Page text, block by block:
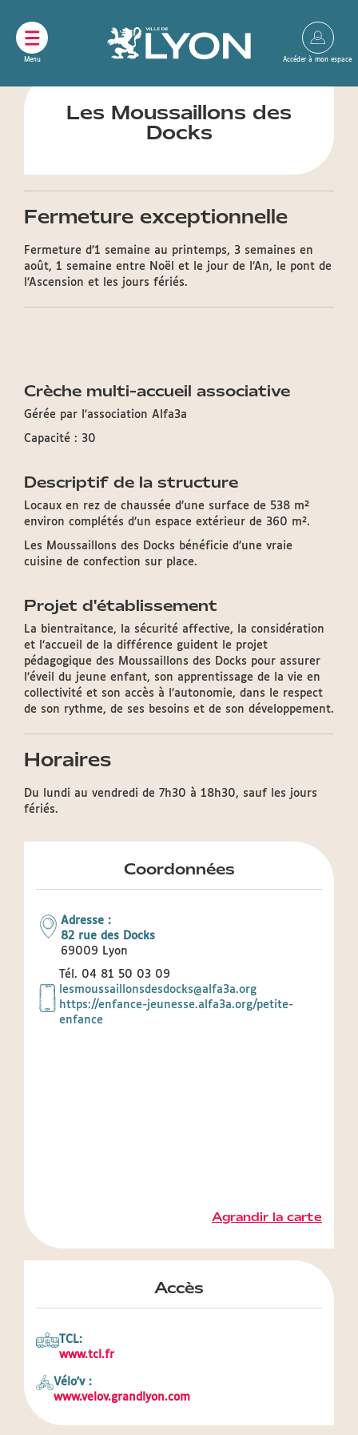
Les Moussaillons des
Docks
Fermeture exceptionnelle
Fermeture d’1 semaine au printemps, 3 semaines en
août, 1 semaine entre Noël et le jour de l’An, le pont de
l’Ascension et les jours fériés.
Crèche multi-accueil associative
Gérée par l'association Alfa3a
Capacité : 30
Descriptif de la structure
Locaux en rez de chaussée d’une surface de 538 m²
environ complétés d’un espace extérieur de 360 m².
Les Moussaillons des Docks bénéficie d’une vraie
cuisine de confection sur place.
Projet d'établissement
La bientraitance, la sécurité affective, la considération
et l’accueil de la différence guident le projet
pédagogique des Moussaillons des Docks pour assurer
l’éveil du jeune enfant, son apprentissage de la vie en
collectivité et son accès à l’autonomie, dans le respect
de son rythme, de ses besoins et de son développement.
Horaires
Du lundi au vendredi de 7h30 à 18h30, sauf les jours
fériés.
Coordonnées
Adresse :
82 rue des Docks
69009
Lyon
Tél. 04 81 50 03 09
lesmoussaillonsdesdocks@alfa3a.org
https://enfance-jeunesse.alfa3a.org/petite-
enfance
Agrandir la carte
Accès
TCL:
www.tcl.fr
Vélo'v :
www.velov.grandlyon.com